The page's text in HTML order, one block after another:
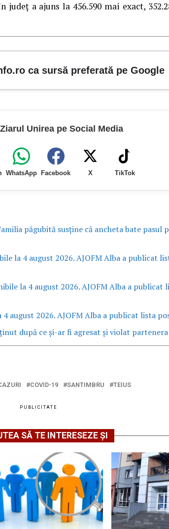
a ajuns la 456.590 mai exact,
ca sursă preferată pe Google
Unirea pe Social Media
WhatsApp Facebook X TikTok
păgubită susține că ancheta bate pasul
la 4 august 2026. AJOFM Alba a publicat
la 4 august 2026. AJOFM Alba a
august 2026. AJOFM Alba a publicat lista
după ce și-ar fi agresat și violat partenera
COVID-19 SANTIMBRU TEIUS
PUBLICITATE
SĂ TE INTERESEZE ȘI